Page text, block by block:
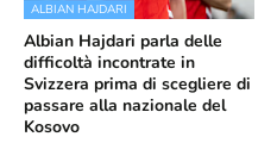
ALBIAN HAJDARI
Albian Hajdari parla delle
difficoltà incontrate in
Svizzera prima di scegliere di
passare alla nazionale del
Kosovo